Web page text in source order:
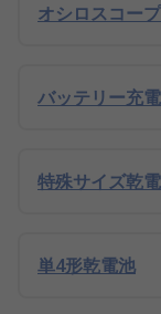
オシロスコー
バッテリー充
特殊サイズ乾
単4形乾電池